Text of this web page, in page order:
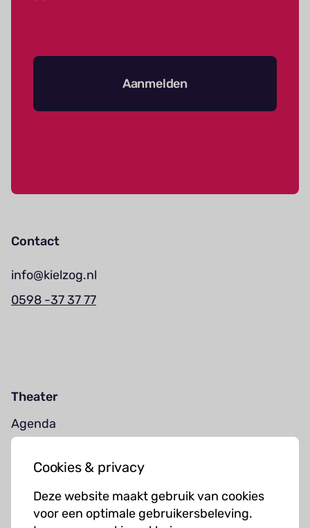
Cookies & privacy
Deze website maakt gebruik van cookies
voor een optimale gebruikersbeleving.
Aanmelden
Contact
info@kielzog.nl
0598 -37 37 77
Theater
Agenda
Muziekcursussen